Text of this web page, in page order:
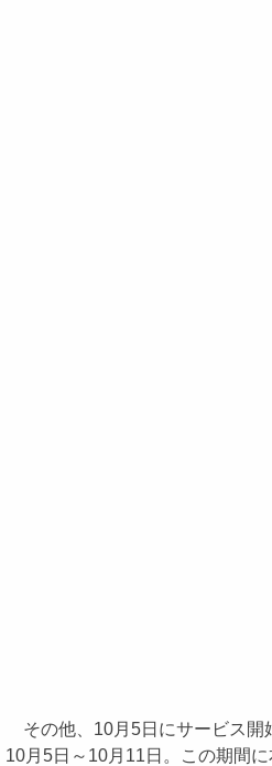
その他、10月5日にサービス開
10月5日～10月11日。この期間